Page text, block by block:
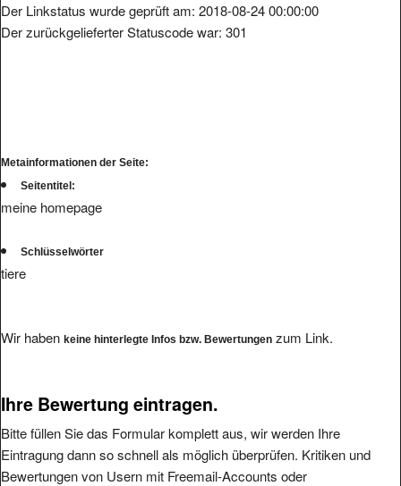
Der Linkstatus wurde geprüft am: 2018-08-24 00:00:00
Der zurückgelieferter Statuscode war: 301
Metainformationen der Seite:
Seitentitel:
meine homepage
Schlüsselwörter
tiere
Wir haben keine hinterlegte Infos bzw. Bewertungen zum Link.
Ihre Bewertung eintragen.
Bitte füllen Sie das Formular komplett aus, wir werden Ihre
Eintragung dann so schnell als möglich überprüfen. Kritiken und
Bewertungen von Usern mit Freemail-Accounts oder